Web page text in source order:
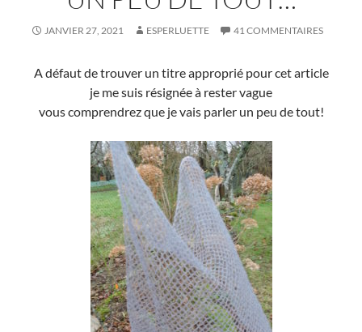
JANVIER 27, 2021 ESPERLUETTE 41 COMMENTAIRES
A défaut de trouver un titre approprié pour cet article
je me suis résignée à rester vague
vous comprendrez que je vais parler un peu de tout!